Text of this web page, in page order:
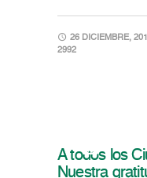
26 DICIEMBRE,
2992
A todos los
Nuestra